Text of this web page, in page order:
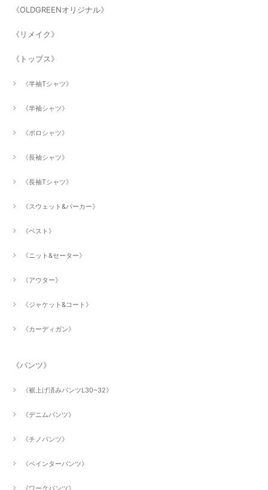
《OLDGREENオリジナル》
《リメイク》
《トップス》
《半袖Tシャツ》
《半袖シャツ》
《ポロシャツ》
《長袖シャツ》
《長袖Tシャツ》
《スウェット&パーカー》
《ベスト》
《ニット&セーター》
《アウター》
《ジャケット&コート》
《カーディガン》
《パンツ》
《裾上げ済みパンツL30~32》
《デニムパンツ》
《チノパンツ》
《ペインターパンツ》
《ワークパンツ》